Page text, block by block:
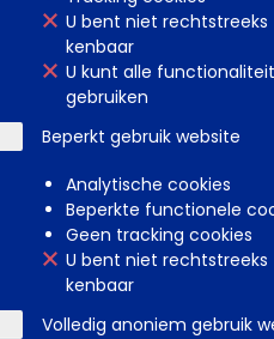
U bent niet rechtstreeks
kenbaar
U kunt alle
gebruiken
Beperkt gebruik website
Analytische cookies
Beperkte functionele
Geen tracking cookies
U bent niet rechtstreeks
kenbaar
Volledig anoniem gebruik